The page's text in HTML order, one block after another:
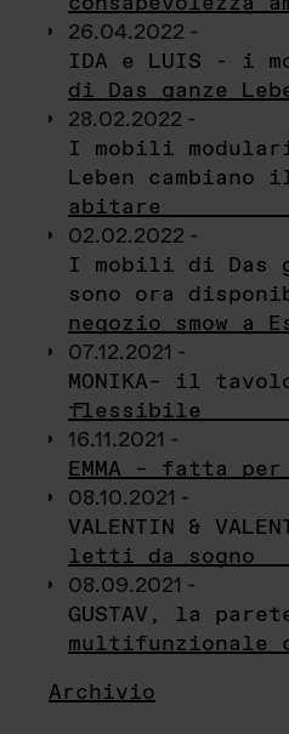
26.04.2022 -
IDA e LUIS - i
di Das ganze
28.02.2022 -
I mobili
Leben cambiano
abitare
02.02.2022 -
I mobili di Das
sono ora
negozio smow a
07.12.2021 -
MONIKA– il
flessibile
16.11.2021 -
EMMA – fatta
08.10.2021 -
VALENTIN &
letti da sogno
08.09.2021 -
GUSTAV, la
multifunzionale
Archivio